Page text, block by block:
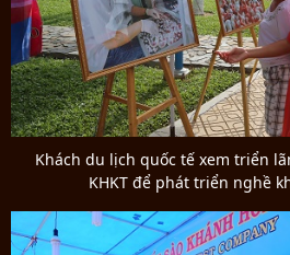
Khách du lịch quốc tế xem triển
KHKT để phát triển nghề